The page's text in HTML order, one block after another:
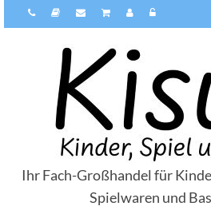
Ihr Fach-Großhandel für
Spielwaren und